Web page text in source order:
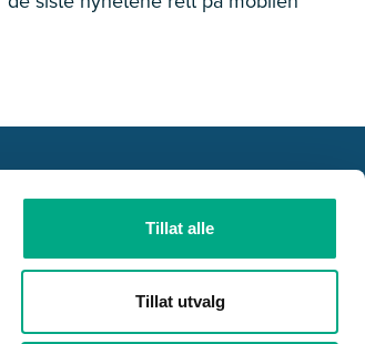
Tillat alle
Tillat utvalg